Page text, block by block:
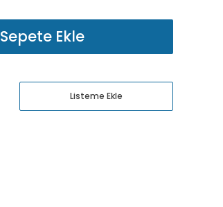
Sepete Ekle
Listeme Ekle